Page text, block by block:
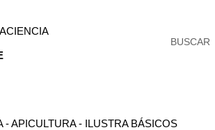
BUSCAR
- APICULTURA - ILUSTRA BÁSICOS